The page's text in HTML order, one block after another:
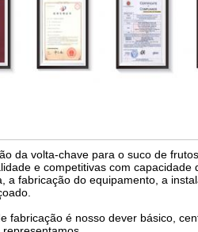
da volta-chave para o suco de
e competitivas com
a fabricação do equipamento, a
fabricação é nosso dever básico,